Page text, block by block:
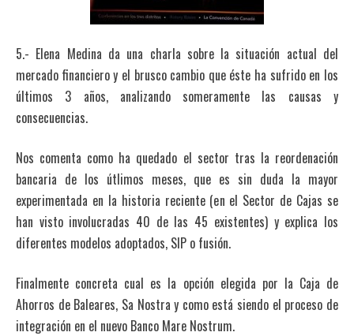
5.- Elena Medina da una charla sobre la situación actual del
mercado financiero y el brusco cambio que éste ha sufrido en los
últimos 3 años, analizando someramente las causas y
consecuencias.
Nos comenta como ha quedado el sector tras la reordenación
bancaria de los útlimos meses, que es sin duda la mayor
experimentada en la historia reciente (en el Sector de Cajas se
han visto involucradas 40 de las 45 existentes) y explica los
diferentes modelos adoptados, SIP o fusión.
Finalmente concreta cual es la opción elegida por la Caja de
Ahorros de Baleares, Sa Nostra y como está siendo el proceso de
integración en el nuevo Banco Mare Nostrum.